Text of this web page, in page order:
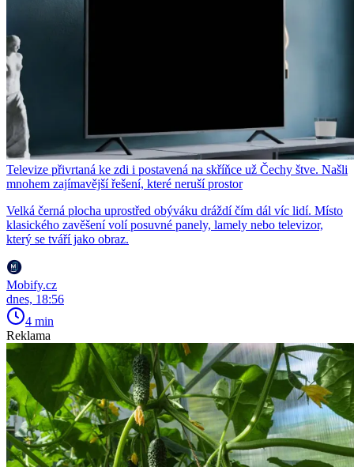
Televize přivrtaná ke zdi i postavená na skříňce už Čechy štve. Našli
mnohem zajímavější řešení, které neruší prostor
Velká černá plocha uprostřed obýváku dráždí čím dál víc lidí. Místo
klasického zavěšení volí posuvné panely, lamely nebo televizor,
který se tváří jako obraz.
Mobify.cz
dnes, 18:56
4 min
Reklama